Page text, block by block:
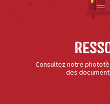
Consultez notre
des